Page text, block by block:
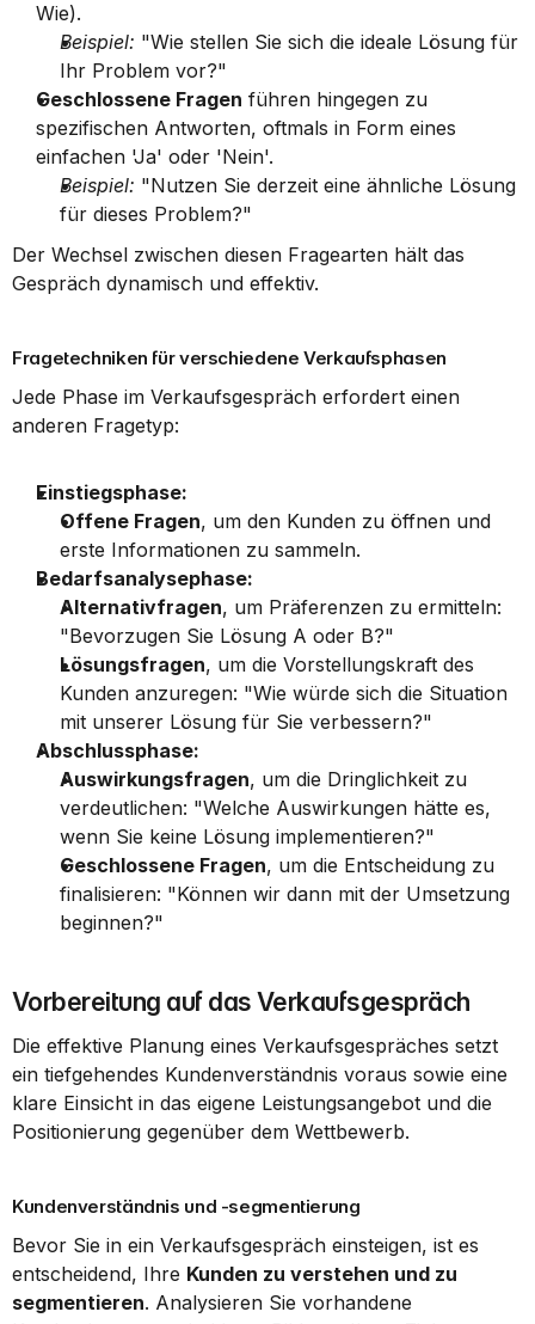
Wie).
Beispiel: "Wie stellen Sie sich die ideale Lösung für
Ihr Problem vor?"
Geschlossene Fragen führen hingegen zu
spezifischen Antworten, oftmals in Form eines
einfachen 'Ja' oder 'Nein'.
Beispiel: "Nutzen Sie derzeit eine ähnliche Lösung
für dieses Problem?"
Der Wechsel zwischen diesen Fragearten hält das
Gespräch dynamisch und effektiv.
Fragetechniken für verschiedene Verkaufsphasen
Jede Phase im Verkaufsgespräch erfordert einen
anderen Fragetyp:
Einstiegsphase:
Offene Fragen, um den Kunden zu öffnen und
erste Informationen zu sammeln.
Bedarfsanalysephase:
Alternativfragen, um Präferenzen zu ermitteln:
"Bevorzugen Sie Lösung A oder B?"
Lösungsfragen, um die Vorstellungskraft des
Kunden anzuregen: "Wie würde sich die Situation
mit unserer Lösung für Sie verbessern?"
Abschlussphase:
Auswirkungsfragen, um die Dringlichkeit zu
verdeutlichen: "Welche Auswirkungen hätte es,
wenn Sie keine Lösung implementieren?"
Geschlossene Fragen, um die Entscheidung zu
finalisieren: "Können wir dann mit der Umsetzung
beginnen?"
Vorbereitung auf das Verkaufsgespräch
Die effektive Planung eines Verkaufsgespräches setzt
ein tiefgehendes Kundenverständnis voraus sowie eine
klare Einsicht in das eigene Leistungsangebot und die
Positionierung gegenüber dem Wettbewerb.
Kundenverständnis und -segmentierung
Bevor Sie in ein Verkaufsgespräch einsteigen, ist es
entscheidend, Ihre Kunden zu verstehen und zu
segmentieren. Analysieren Sie vorhandene